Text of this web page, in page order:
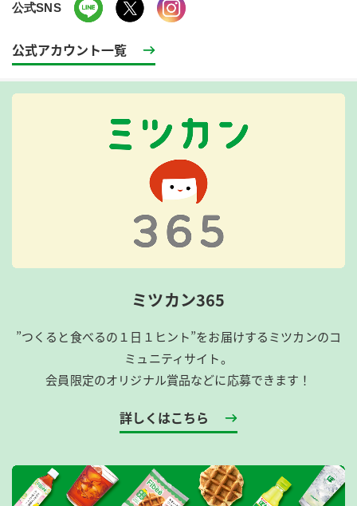
公式SNS
公式アカウント一覧
ミツカン365
”つくると食べるの１日１ヒント”をお届けするミツカンのコ
ミュニティサイト。
会員限定のオリジナル賞品などに応募できます！
詳しくはこちら